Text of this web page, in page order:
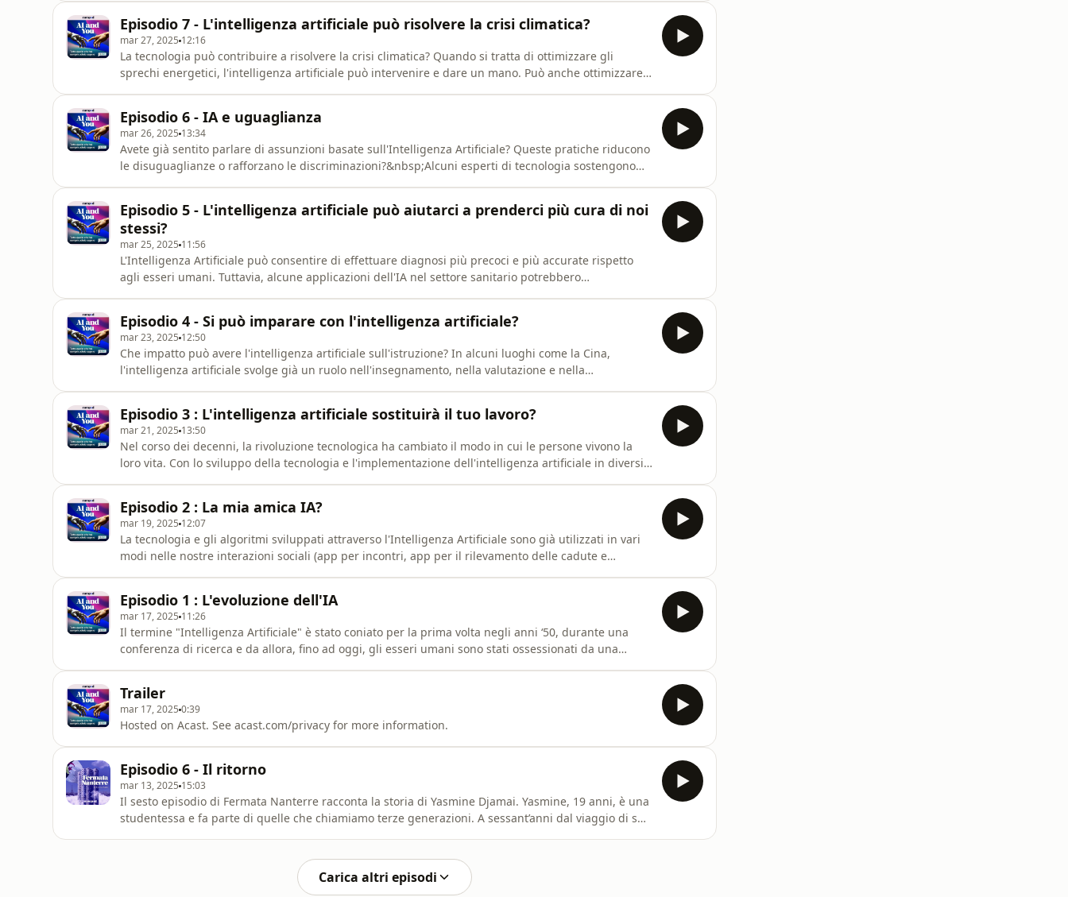
Episodio 7 - L'intelligenza artificiale può risolvere la crisi climatica?
mar 27, 2025 12:16
La tecnologia può contribuire a risolvere la crisi climatica? Quando si tratta di ottimizzare gli
sprechi energetici, l'intelligenza artificiale può intervenire e dare un mano. Può anche ottimizzare
Episodio 6 - IA e uguaglianza
mar 26, 2025 13:34
Avete già sentito parlare di assunzioni basate sull'Intelligenza Artificiale? Queste pratiche riducono
le disuguaglianze o rafforzano le discriminazioni?&nbsp;Alcuni esperti di tecnologia sostengono
Racism and techno
Episodio 5 - L'intelligenza artificiale può aiutarci a prenderci più cura di noi
stessi?
mar 25, 2025 11:56
L'Intelligenza Artificiale può consentire di effettuare diagnosi più precoci e più accurate rispetto
agli esseri umani. Tuttavia, alcune applicazioni dell'IA nel settore sanitario potrebbero
le pe
Episodio 4 - Si può imparare con l'intelligenza artificiale?
mar 23, 2025 12:50
Che impatto può avere l'intelligenza artificiale sull'istruzione? In alcuni luoghi come la Cina,
l'intelligenza artificiale svolge già un ruolo nell'insegnamento, nella valutazione e nella
intelligen
Episodio 3 : L'intelligenza artificiale sostituirà il tuo lavoro?
mar 21, 2025 13:50
Nel corso dei decenni, la rivoluzione tecnologica ha cambiato il modo in cui le persone vivono la
loro vita. Con lo sviluppo della tecnologia e l'implementazione dell'intelligenza artificiale in diversi
Episodio 2 : La mia amica IA?
mar 19, 2025 12:07
La tecnologia e gli algoritmi sviluppati attraverso l'Intelligenza Artificiale sono già utilizzati in vari
modi nelle nostre interazioni sociali (app per incontri, app per il rilevamento delle cadute e
serie
Episodio 1 : L'evoluzione dell'IA
mar 17, 2025 11:26
Il termine "Intelligenza Artificiale" è stato coniato per la prima volta negli anni ‘50, durante una
conferenza di ricerca e da allora, fino ad oggi, gli esseri umani sono stati ossessionati da una
WePod,
Trailer
mar 17, 2025 0:39
Hosted on Acast. See acast.com/privacy for more information.
Episodio 6 - Il ritorno
mar 13, 2025 15:03
Il sesto episodio di Fermata Nanterre racconta la storia di Yasmine Djamai. Yasmine, 19 anni, è una
studentessa e fa parte di quelle che chiamiamo terze generazioni. A sessant’anni dal viaggio di suo
Carica altri episodi